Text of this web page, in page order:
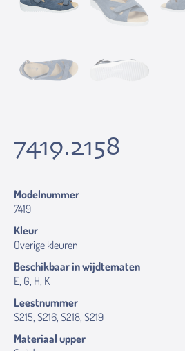
7419.2158
Modelnummer
7419
Kleur
Overige kleuren
Beschikbaar in wijdtematen
E, G, H, K
Leestnummer
S215, S216, S218, S219
Materiaal upper